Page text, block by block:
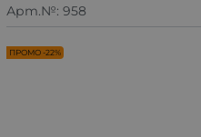
Арт.№: 958
ПРОМО -22%